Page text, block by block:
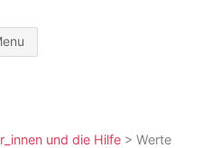
und die Hilfe > Werte